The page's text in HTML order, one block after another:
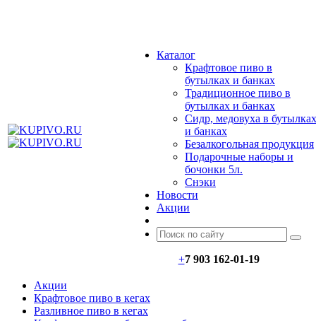
Каталог
Крафтовое пиво в
бутылках и банках
Традиционное пиво в
бутылках и банках
Сидр, медовуха в бутылках
и банках
Безалкогольная продукция
Подарочные наборы и
бочонки 5л.
Снэки
Новости
Акции
+7 903 162-01-19
Акции
Крафтовое пиво в кегах
Разливное пиво в кегах